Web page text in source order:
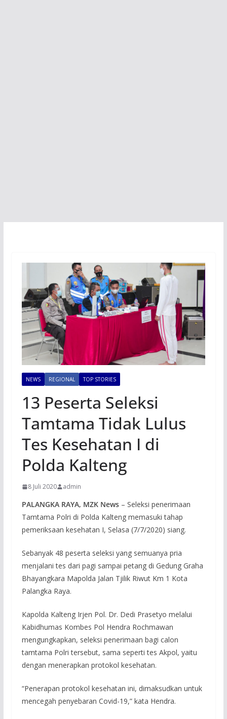
NEWS REGIONAL TOP STORIES
13 Peserta Seleksi
Tamtama Tidak Lulus
Tes Kesehatan I di
Polda Kalteng
8 Juli 2020 admin
PALANGKA RAYA, MZK News– Seleksi penerimaan
Tamtama Polri di Polda Kalteng memasuki tahap
pemeriksaan kesehatan I, Selasa (7/7/2020) siang.
Sebanyak 48 peserta seleksi yang semuanya pria
menjalani tes dari pagi sampai petang di Gedung Graha
Bhayangkara Mapolda Jalan Tjilik Riwut Km 1 Kota
Palangka Raya.
Kapolda Kalteng Irjen Pol. Dr. Dedi Prasetyo melalui
Kabidhumas Kombes Pol Hendra Rochmawan
mengungkapkan, seleksi penerimaan bagi calon
tamtama Polri tersebut, sama seperti tes Akpol, yaitu
dengan menerapkan protokol kesehatan.
“Penerapan protokol kesehatan ini, dimaksudkan untuk
mencegah penyebaran Covid-19,” kata Hendra.